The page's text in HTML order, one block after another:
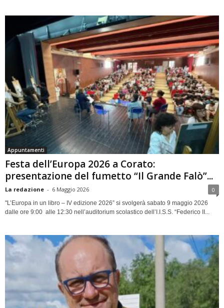
Appuntamenti
Festa dell’Europa 2026 a Corato:
presentazione del fumetto “Il Grande Falò”...
La redazione - 6 Maggio 2026 0
"L’Europa in un libro – IV edizione 2026” si svolgerà sabato 9 maggio 2026
dalle ore 9:00 alle 12:30 nell’auditorium scolastico dell’I.I.S.S. “Federico II...